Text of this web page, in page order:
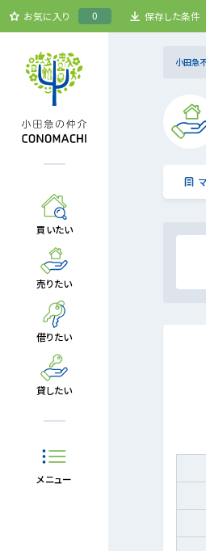
お気に入り 0 保存した条件
買いたい
売りたい
借りたい
貸したい
メニュー
小田急